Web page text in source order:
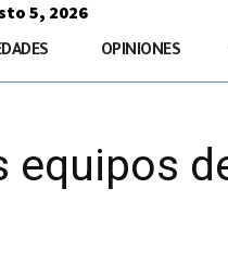
5, 2026
OPINIONES
equipos